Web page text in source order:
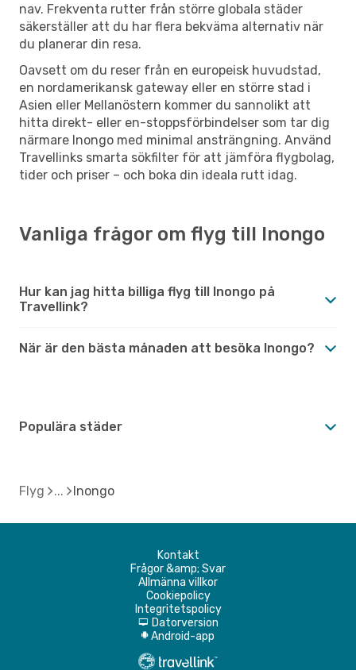
nav. Frekventa rutter från större globala städer
säkerställer att du har flera bekväma alternativ när
du planerar din resa.
Oavsett om du reser från en europeisk huvudstad,
en nordamerikansk gateway eller en större stad i
Asien eller Mellanöstern kommer du sannolikt att
hitta direkt- eller en-stoppsförbindelser som tar dig
närmare Inongo med minimal ansträngning. Använd
Travellinks smarta sökfilter för att jämföra flygbolag,
tider och priser – och boka din ideala rutt idag.
Vanliga frågor om flyg till Inongo
Hur kan jag hitta billiga flyg till Inongo på
Travellink?
När är den bästa månaden att besöka Inongo?
Populära städer
Flyg Inongo
Kontakt
Frågor &amp; Svar
Allmänna villkor
Cookiepolicy
Integritetspolicy
d Datorversion
A Android-app